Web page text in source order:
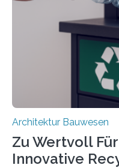
trennen. Der Fokus lag
Bauteilen mit
irreversible
erschweren. Hierzu
unterschiedliche
Architektur Bauwesen
Zu Wertvoll
Innovative